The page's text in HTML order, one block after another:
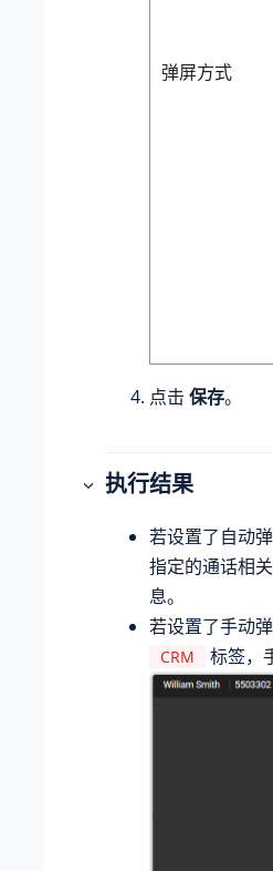
弹屏方式
点击 保存。
执行结果
若设置了自动
指定的通话相
息。
若设置了手动
CRM 标签，